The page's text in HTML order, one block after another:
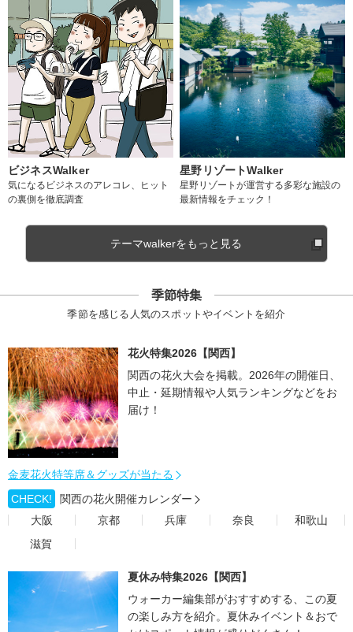
ビジネスWalker
気になるビジネスのアレコレ、ヒット
の裏側を徹底調査
星野リゾートWalker
星野リゾートが運営する多彩な施設の
最新情報をチェック！
テーマwalkerをもっと見る
季節特集
季節を感じる人気のスポットやイベントを紹介
花火特集2026【関西】
関西の花火大会を掲載。2026年の開催日、
中止・延期情報や人気ランキングなどをお
届け！
金麦花火特等席＆グッズが当たる
CHECK!
関西の花火開催カレンダー
大阪
京都 兵庫 奈良
和歌山
滋賀
夏休み特集2026【関西】
ウォーカー編集部がおすすめする、この夏
の楽しみ方を紹介。夏休みイベント＆おで